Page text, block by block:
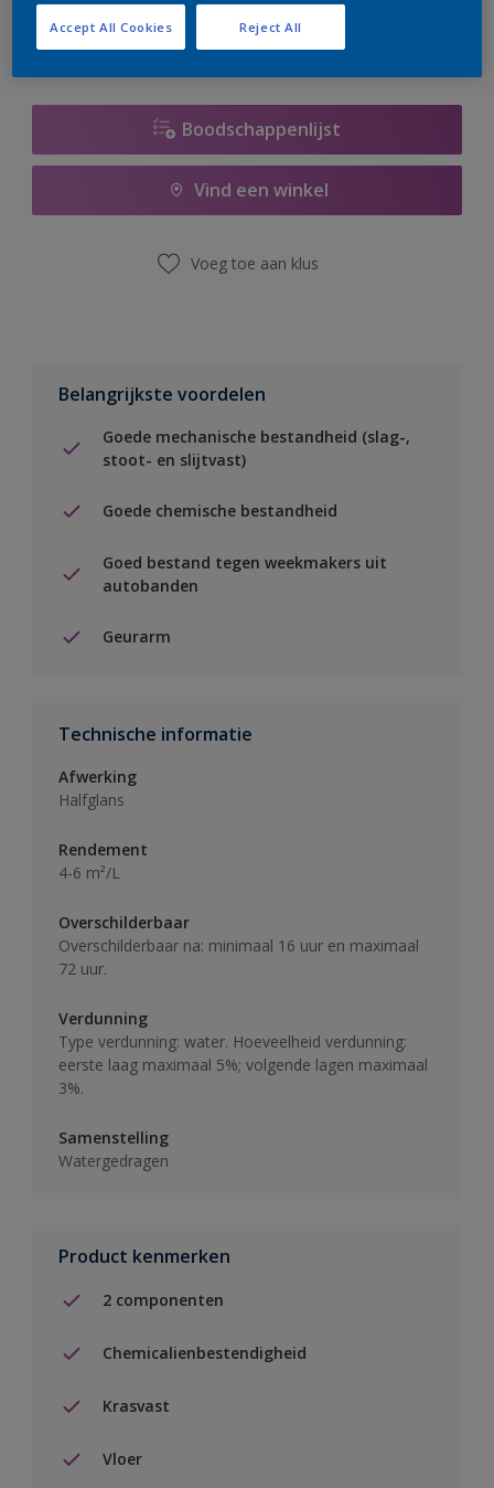
Boodschappenlijst
Vind een winkel
Voeg toe aan klus
Belangrijkste voordelen
Goede mechanische bestandheid (slag-,
stoot- en slijtvast)
Goede chemische bestandheid
Goed bestand tegen weekmakers uit
autobanden
Geurarm
Technische informatie
Afwerking
Halfglans
Rendement
4-6 m²/L
Overschilderbaar
Overschilderbaar na: minimaal 16 uur en maximaal
72 uur.
Verdunning
Type verdunning: water. Hoeveelheid verdunning:
eerste laag maximaal 5%; volgende lagen maximaal
3%.
Samenstelling
Watergedragen
Product kenmerken
2 componenten
Chemicalienbestendigheid
Krasvast
Vloer
Reject All
Accept All Cookies